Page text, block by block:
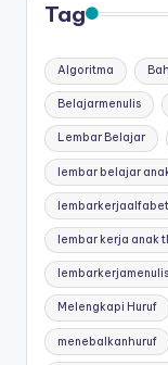
Tag
Algoritma
Belajarmenulis
Lembar Belajar
lembar belajar
lembarkerjaalfabet
lembar kerja anak
Melengkapi Huruf
menebalkanhuruf